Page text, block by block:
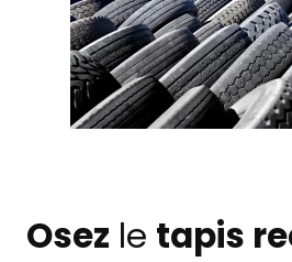
Osez le tapis